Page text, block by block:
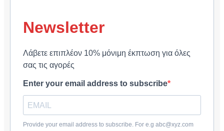
Newsletter
Λάβετε επιπλέον 10% μόνιμη έκπτωση για όλες
σας τις αγορές
Enter your email address to subscribe
Provide your email address to subscribe. For e.g abc@xyz.com